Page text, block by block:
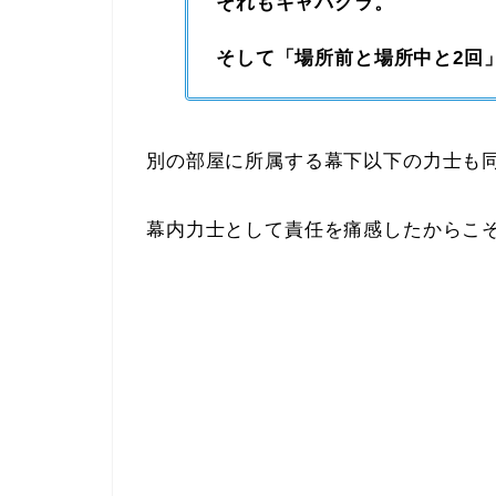
そして「場所前と場所中と2回
別の部屋に所属する幕下以下の力士も
幕内力士として責任を痛感したからこ